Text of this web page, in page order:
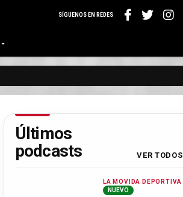
SÍGUENOS EN REDES
Últimos
podcasts
VER TODOS
LA MOVIDA DEPORTIVA
NUEVO